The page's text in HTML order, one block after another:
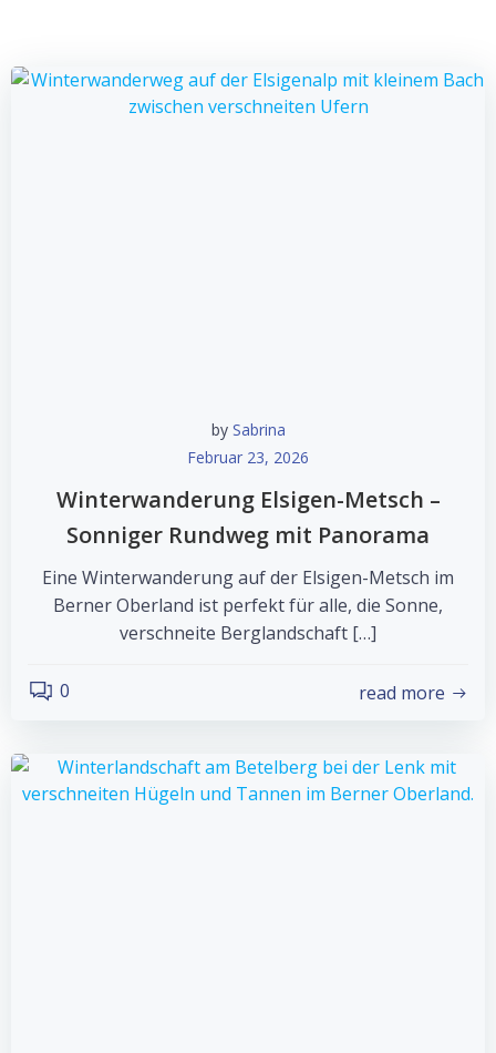
by Sabrina
Februar 23, 2026
Winterwanderung Elsigen-Metsch –
Sonniger Rundweg mit Panorama
Eine Winterwanderung auf der Elsigen-Metsch im
Berner Oberland ist perfekt für alle, die Sonne,
verschneite Berglandschaft […]
0 read more